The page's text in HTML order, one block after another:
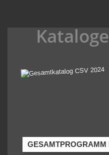
Kataloge
GESAMTPROGRAMM